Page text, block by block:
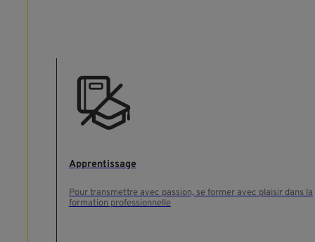
Apprentissage
Pour transmettre avec passion, se former avec plaisir dans la
formation professionnelle